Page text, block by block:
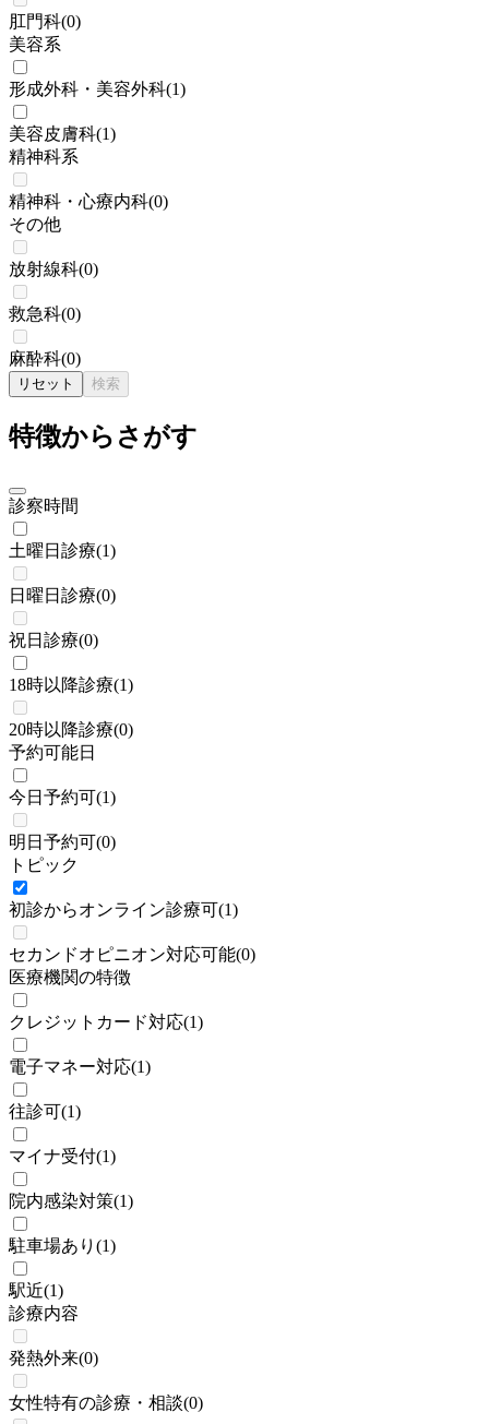
肛門科(0)
美容系
形成外科・美容外科(1)
美容皮膚科(1)
精神科系
精神科・心療内科(0)
その他
放射線科(0)
救急科(0)
麻酔科(0)
リセット 検索
特徴からさがす
診察時間
土曜日診療(1)
日曜日診療(0)
祝日診療(0)
18時以降診療(1)
20時以降診療(0)
予約可能日
今日予約可(1)
明日予約可(0)
トピック
初診からオンライン診療可(1)
セカンドオピニオン対応可能(0)
医療機関の特徴
クレジットカード対応(1)
電子マネー対応(1)
往診可(1)
マイナ受付(1)
院内感染対策(1)
駐車場あり (1)
駅近(1)
診療内容
発熱外来(0)
女性特有の診療・相談(0)